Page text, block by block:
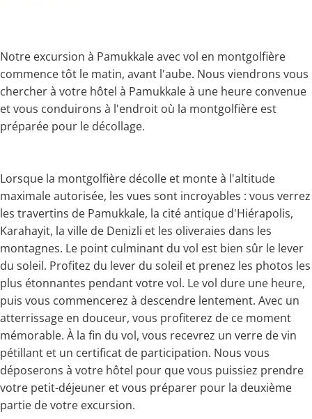
Notre excursion à Pamukkale avec vol en montgolfière
commence tôt le matin, avant l'aube. Nous viendrons vous
chercher à votre hôtel à Pamukkale à une heure convenue
et vous conduirons à l'endroit où la montgolfière est
préparée pour le décollage.
Lorsque la montgolfière décolle et monte à l'altitude
maximale autorisée, les vues sont incroyables : vous verrez
les travertins de Pamukkale, la cité antique d'Hiérapolis,
Karahayit, la ville de Denizli et les oliveraies dans les
montagnes. Le point culminant du vol est bien sûr le lever
du soleil. Profitez du lever du soleil et prenez les photos les
plus étonnantes pendant votre vol. Le vol dure une heure,
puis vous commencerez à descendre lentement. Avec un
atterrissage en douceur, vous profiterez de ce moment
mémorable. À la fin du vol, vous recevrez un verre de vin
pétillant et un certificat de participation. Nous vous
déposerons à votre hôtel pour que vous puissiez prendre
votre petit-déjeuner et vous préparer pour la deuxième
partie de votre excursion.